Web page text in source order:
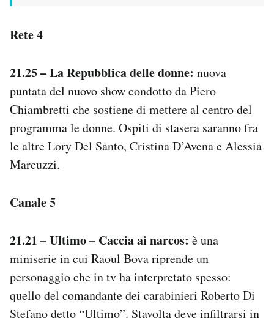
Rete 4
21.25 – La Repubblica delle donne: nuova
puntata del nuovo show condotto da Piero
Chiambretti che sostiene di mettere al centro del
programma le donne. Ospiti di stasera saranno fra
le altre Lory Del Santo, Cristina D’Avena e Alessia
Marcuzzi.
Canale 5
21.21 – Ultimo – Caccia ai narcos: è una
miniserie in cui Raoul Bova riprende un
personaggio che in tv ha interpretato spesso:
quello del comandante dei carabinieri Roberto Di
Stefano detto “Ultimo”. Stavolta deve infiltrarsi in